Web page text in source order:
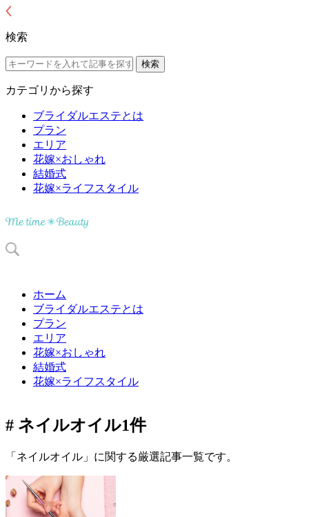
検索
カテゴリから探す
ブライダルエステとは
プラン
エリア
花嫁×おしゃれ
結婚式
花嫁×ライフスタイル
ホーム
ブライダルエステとは
プラン
エリア
花嫁×おしゃれ
結婚式
花嫁×ライフスタイル
# ネイルオイル1件
「ネイルオイル」に関する厳選記事一覧です。